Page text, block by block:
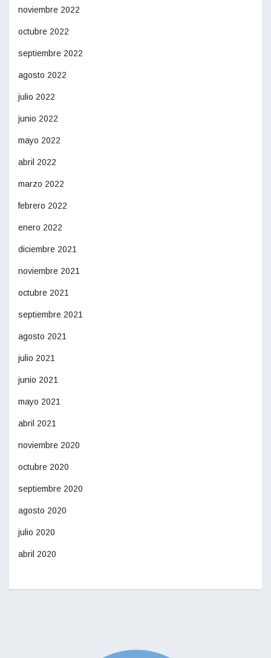
noviembre 2022
octubre 2022
septiembre 2022
agosto 2022
julio 2022
junio 2022
mayo 2022
abril 2022
marzo 2022
febrero 2022
enero 2022
diciembre 2021
noviembre 2021
octubre 2021
septiembre 2021
agosto 2021
julio 2021
junio 2021
mayo 2021
abril 2021
noviembre 2020
octubre 2020
septiembre 2020
agosto 2020
julio 2020
abril 2020